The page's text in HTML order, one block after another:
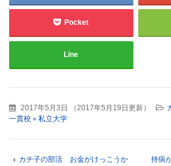
Pocket
Line
2017年5月3日 （2017年5月19日更新）
一貫校＋私立大学
カチ子の部活 お金がけっこうか
持病